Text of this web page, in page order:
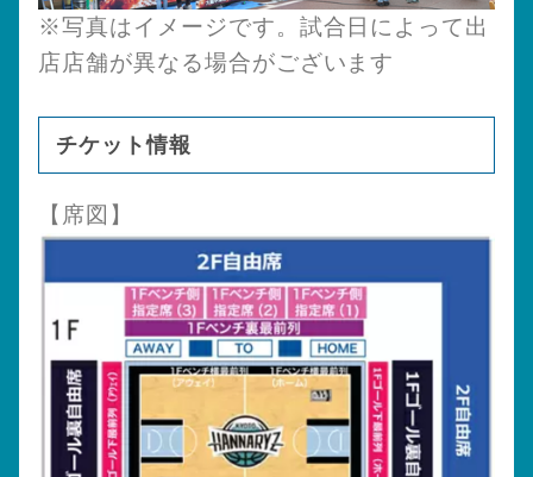
※写真はイメージです。試合日によって出
店店舗が異なる場合がございます
チケット情報
【席図】